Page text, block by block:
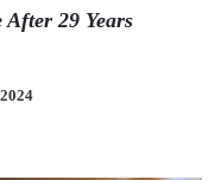
29 Years